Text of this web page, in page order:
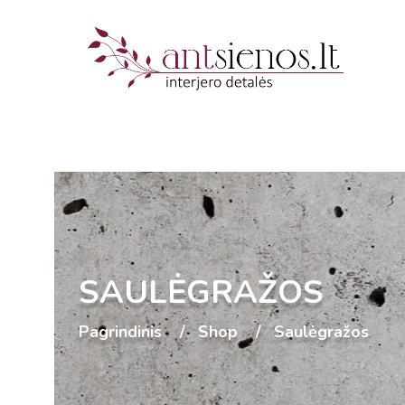
SAULĖGRAŽOS
Pagrindinis Shop Saulėgražos